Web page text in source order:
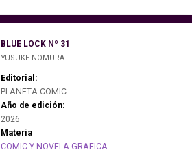
BLUE LOCK Nº 31
YUSUKE NOMURA
Editorial:
PLANETA COMIC
Año de edición:
2026
Materia
COMIC Y NOVELA GRAFICA